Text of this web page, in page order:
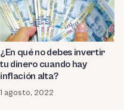
¿En qué no debes invertir
tu dinero cuando hay
inflación alta?
1 agosto, 2022